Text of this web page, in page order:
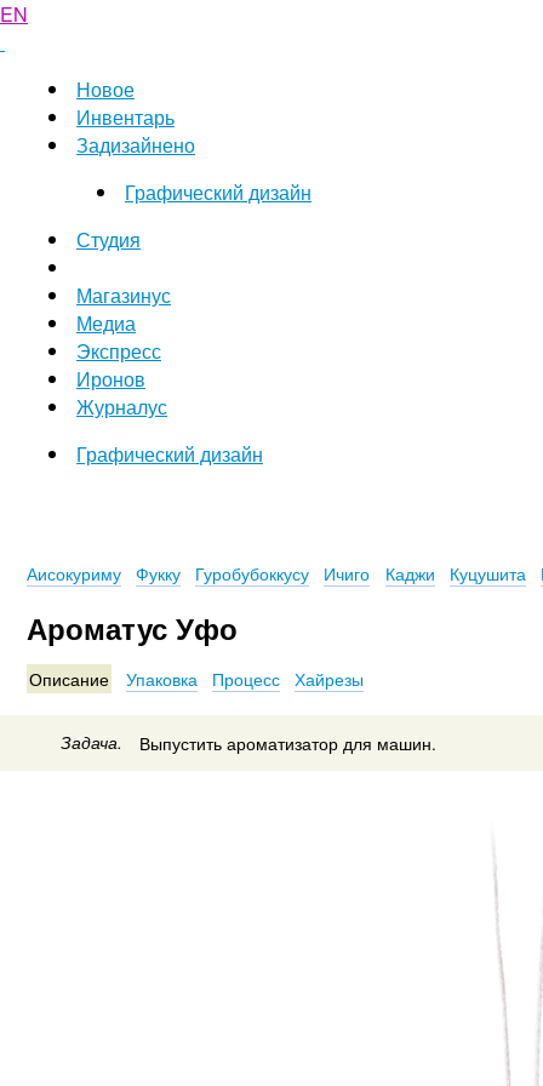
EN
Новое
Инвентарь
Задизайнено
Графический дизайн
Студия
Магазинус
Медиа
Экспресс
Иронов
Журналус
Графический дизайн
Аисокуриму Фукку Гуробубоккусу Ичиго Каджи Куцушита
Ароматус Уфо
Описание Упаковка Процесс Хайрезы
Задача. Выпустить ароматизатор для машин.